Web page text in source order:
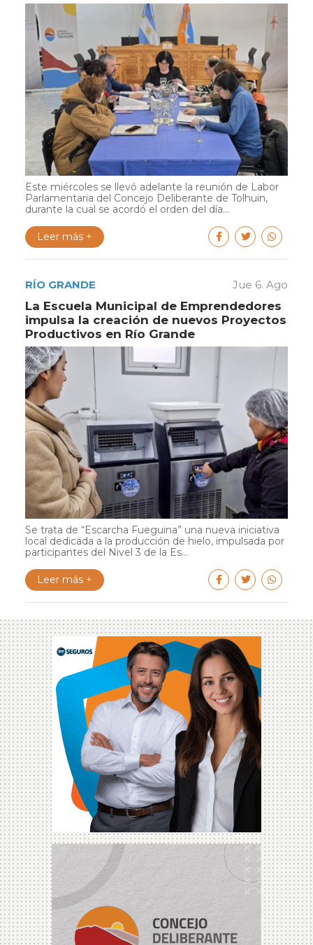
Este miércoles se llevó adelante la reunión de Labor
Parlamentaria del Concejo Deliberante de Tolhuin,
durante la cual se acordó el orden del día...
Leer más +
RÍO GRANDE Jue 6. Ago
La Escuela Municipal de Emprendedores
impulsa la creación de nuevos Proyectos
Productivos en Río Grande
Se trata de “Escarcha Fueguina” una nueva iniciativa
local dedicada a la producción de hielo, impulsada por
participantes del Nivel 3 de la Es...
Leer más +